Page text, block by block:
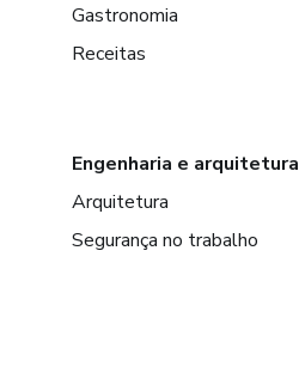
Gastronomia
Receitas
Engenharia e arquitetura
Arquitetura
Segurança no trabalho